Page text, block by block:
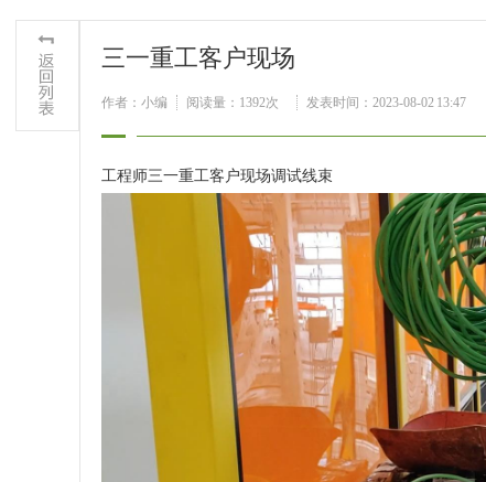
三一重工客户现场
作者：小编 阅读量： 1392次 发表时间：2023-08-02 13:47
工程师三一重工客户现场调试线束